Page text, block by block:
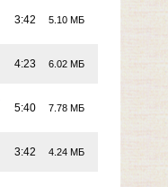
3:42 5.10 МБ
4:23 6.02 МБ
5:40 7.78 МБ
3:42 4.24 МБ